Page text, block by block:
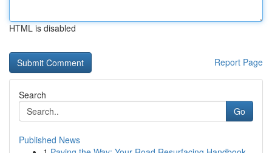
HTML is disabled
Report Page
Search
Go
Published News